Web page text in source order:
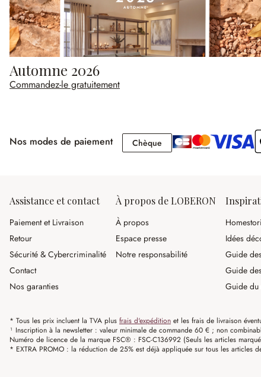
Automne 2026
Commandez-le gratuitement
Nos modes de paiement Chèque Chèque
Assistance et contact
Paiement et Livraison
Retour
Sécurité & Cybercriminalité
Contact
Nos garanties
À propos de LOBERON
À propos
Espace presse
Notre responsabilité
Idées
Guide
Guide
Guide du
* Tous les prix incluent la TVA plus frais d'expédition et les frais de livraison
¹ Inscription à la newsletter : valeur minimale de commande 60 € ; non
Numéro de licence de la marque FSC® : FSC-C136992 (Seuls les articles
* EXTRA PROMO : la réduction de 25% est déjà appliquée sur tous les